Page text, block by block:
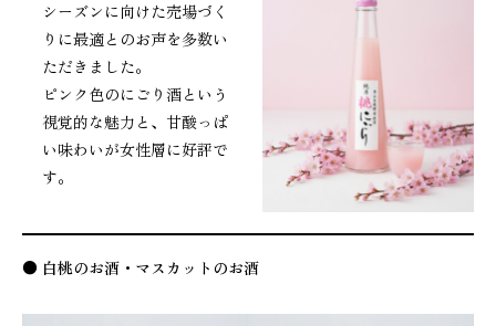
シーズンに向けた売場づく
りに最適とのお声を多数い
ただきました。
ピンク色のにごり酒という
視覚的な魅力と、甘酸っぱ
い味わいが女性層に好評で
す。
● 白桃のお酒・マスカットのお酒